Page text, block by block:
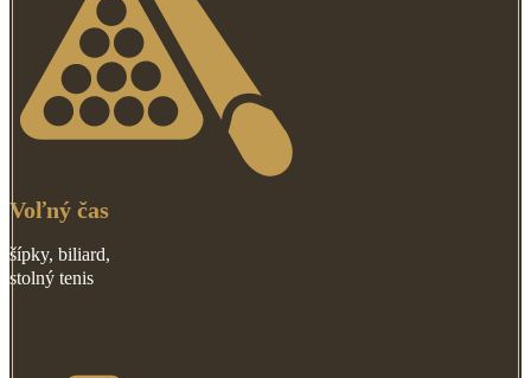
Voľný čas
šípky, biliard,
stolný tenis